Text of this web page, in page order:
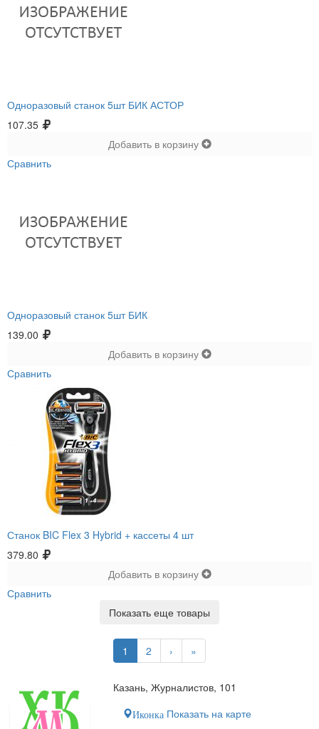
Одноразовый станок 5шт БИК АСТОР
107.35
Добавить в корзину
Сравнить
Одноразовый станок 5шт БИК
139.00
Добавить в корзину
Сравнить
Станок BIC Flex 3 Hybrid + кассеты 4 шт
379.80
Добавить в корзину
Сравнить
Показать еще товары
1 2 › »
Казань, Журналистов, 101
Иконка Показать на карте